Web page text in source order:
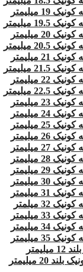
19 میلیمتر
19.5 میلیمتر
20 میلیمتر
20.5 میلیمتر
21 میلیمتر
21.5 میلیمتر
22 میلیمتر
22.5 میلیمتر
23 میلیمتر
24 میلیمتر
25 میلیمتر
26 میلیمتر
27 میلیمتر
28 میلیمتر
29 میلیمتر
30 میلیمتر
31 میلیمتر
32 میلمتر
33 میلیمتر
34 میلیمتر
35 میلیمتر
20 میلیمتر